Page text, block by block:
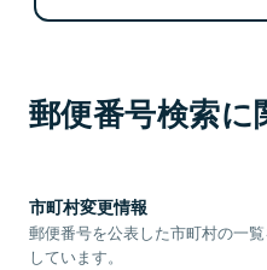
郵便番号検索に
市町村変更情報
郵便番号を公表した市町村の一
しています。